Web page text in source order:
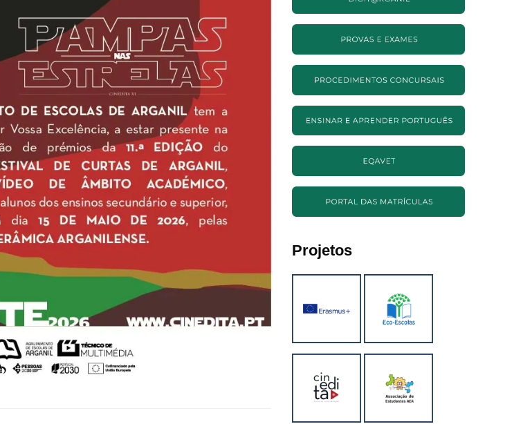
Projetos